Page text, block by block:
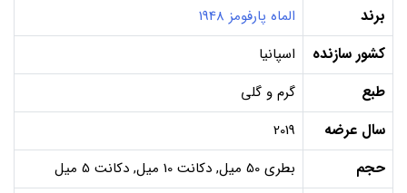
برند الماه پارفومز 1948
کشور سازنده اسپانیا
طبع گرم و گلی
سال عرضه 2019
حجم بطری 50 میل, دکانت 10 میل, دکانت 5 میل